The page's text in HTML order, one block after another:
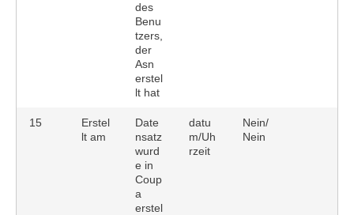
des
Benu
tzers,
der
Asn
erstel
lt hat
15
Erstel
lt am
Date
nsatz
wurd
e in
Coup
a
erstel
datu
m/Uh
rzeit
Nein/
Nein